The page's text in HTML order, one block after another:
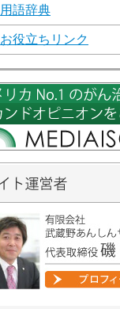
用語辞典
お役立ちリンク